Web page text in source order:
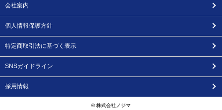
会社案内
個人情報保護方針
特定商取引法に基づく表示
SNSガイドライン
採用情報
© 株式会社ノジマ